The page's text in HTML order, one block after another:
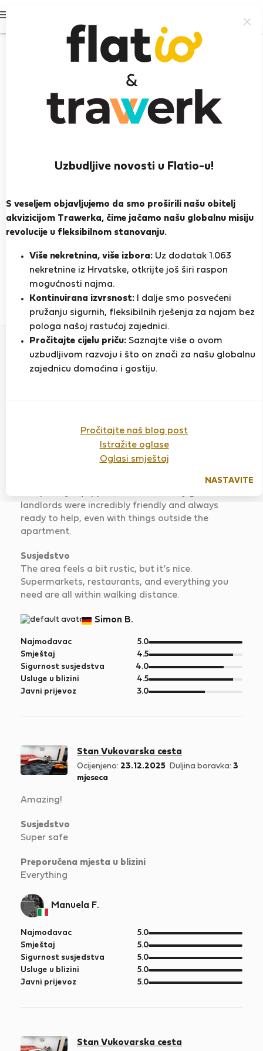
Uzbudljive novosti u Flatio-u!
S veseljem objavljujemo da smo proširili našu obitelj
akvizicijom Trawerka, čime jačamo našu globalnu misiju
revolucije u fleksibilnom stanovanju.
Više nekretnina, više izbora: Uz dodatak 1.063
nekretnine iz Hrvatske, otkrijte još širi raspon
mogućnosti najma.
Kontinuirana izvrsnost: I dalje smo posvećeni
pružanju sigurnih, fleksibilnih rješenja za najam bez
pologa našoj rastućoj zajednici.
Pročitajte cijelu priču: Saznajte više o ovom
uzbudljivom razvoju i što on znači za našu globalnu
zajednicu domaćina i gostiju.
Pročitajte naš blog post
Istražite oglase
Oglasi smještaj
NASTAVITE
Iskusan domaćin
PRIKAŽI ŽIVOTOPIS
Ocjena i reference
3
Ponude
2
Ocjena
Stan Vukovarska cesta 2
Ocijenjeno:09.02.2026
mjeseca
The apartment was nice but small and not
landlords were incredibly friendly and always
ready to help, even with things outside the
apartment.
Susjedstvo
The area feels a bit rustic, but it’s nice.
Supermarkets, restaurants, and everything you
need are all within walking distance.
Simon B.
Najmodavac 5.0od
5
Smještaj 4.5od
5
Sigurnost susjedstva 4.0od
5
Usluge u blizini 4.5od
5
Javni prijevoz 3.0od
Stan Vukovarska cesta
Ocijenjeno: 23.12.2025 Duljina boravka: 3
mjeseca
Amazing!
Susjedstvo
Super safe
Preporučena mjesta u blizini
Everything
Manuela F.
Najmodavac 5.0od
5
Smještaj 5.0od
5
Sigurnost susjedstva 5.0od
5
Usluge u blizini 5.0od
5
Javni prijevoz 5.0od
Stan Vukovarska cesta